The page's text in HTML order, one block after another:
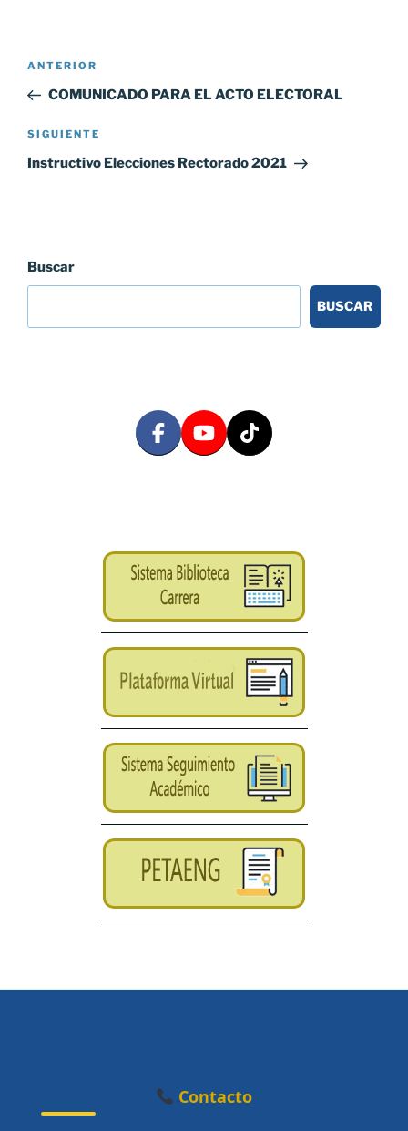
Navegación
entradas
Entrada
anterior:
ANTERIOR
COMUNICADO PARA EL ACTO ELECTORAL
Siguiente
entrada
SIGUIENTE
Instructivo Elecciones Rectorado 2021
Buscar
BUSCAR
Contacto